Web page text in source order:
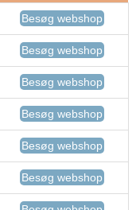
Besøg webshop
Besøg webshop
Besøg webshop
Besøg webshop
Besøg webshop
Besøg webshop